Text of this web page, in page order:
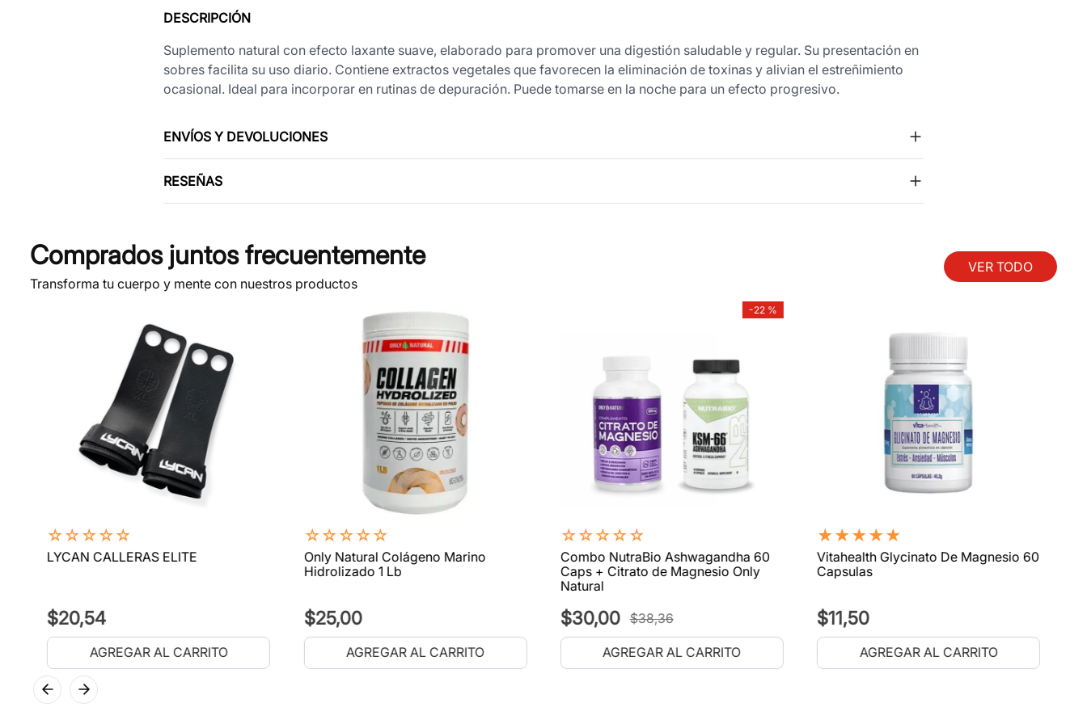
DESCRIPCIÓN
Suplemento natural con efecto laxante suave, elaborado para promover una digestión saludable y regular. Su presentación en
sobres facilita su uso diario. Contiene extractos vegetales que favorecen la eliminación de toxinas y alivian el estreñimiento
ocasional. Ideal para incorporar en rutinas de depuración. Puede tomarse en la noche para un efecto progresivo.
ENVÍOS Y DEVOLUCIONES
RESEÑAS
Comprados juntos frecuentemente
Transforma tu cuerpo y mente con nuestros productos
VER TODO
☆☆☆☆☆
LYCAN CALLERAS ELITE
$20,54
AGREGAR AL CARRITO
☆☆☆☆☆
Only Natural Colágeno Marino
Hidrolizado 1 Lb
$25,00
AGREGAR AL CARRITO
-22 %
☆☆☆☆☆
Combo NutraBio Ashwagandha 60
Caps + Citrato de Magnesio Only
Natural
$30,00 $38,36
AGREGAR AL CARRITO
★★★★★
Vitahealth Glycinato De Magnesio 60
Capsulas
$11,50
AGREGAR AL CARRITO